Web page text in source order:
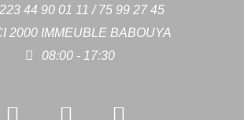
44 90 01 11 / 75 99 27 45
2000 IMMEUBLE BABOUYA
08:00 - 17:30